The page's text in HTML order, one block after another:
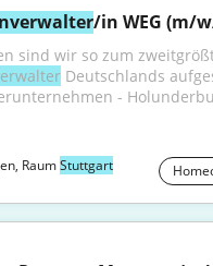
/in WEG (m/
Deutschlands
-
RaumStuttgart